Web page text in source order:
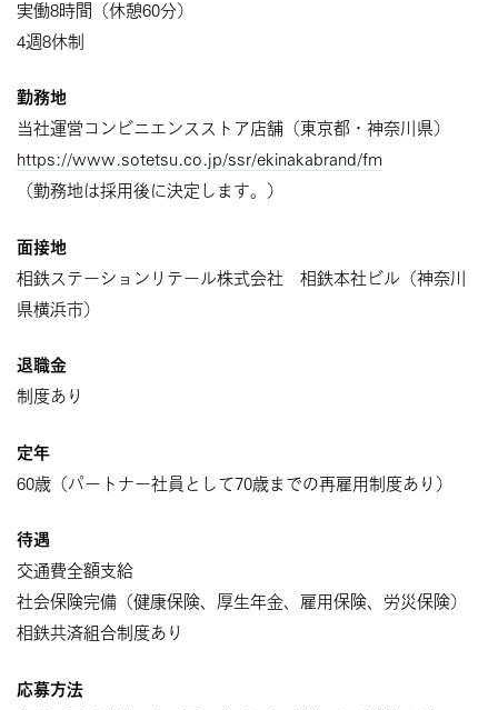
実働8時間（休憩60分）
4週8休制
勤務地
当社運営コンビニエンスストア店舗（東京都・神奈川県）
https://www.sotetsu.co.jp/ssr/ekinakabrand/fm
（勤務地は採用後に決定します。）
面接地
相鉄ステーションリテール株式会社 相鉄本社ビル（神奈川
県横浜市）
退職金
制度あり
定年
60歳（パートナー社員として70歳までの再雇用制度あり）
待遇
交通費全額支給
社会保険完備（健康保険、厚生年金、雇用保険、労災保険）
相鉄共済組合制度あり
応募方法